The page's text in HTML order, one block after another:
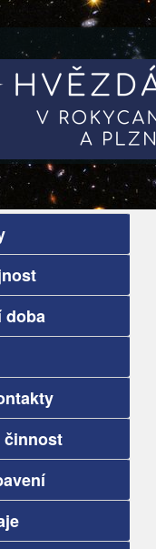
doba
činnost